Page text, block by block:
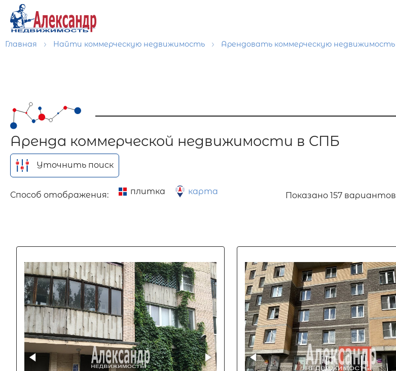
Главная Найти коммерческую недвижимость Арендовать коммерческую недвижимость
Аренда коммерческой недвижимости в СПБ
Уточнить поиск
Способ отображения: плитка карта Показано 157 вариантов